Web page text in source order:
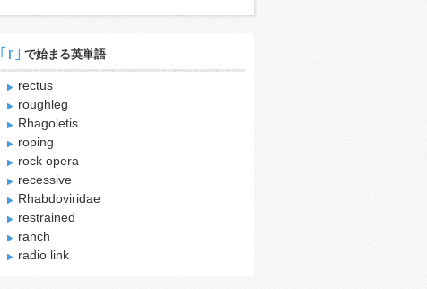
｢r｣ で始まる英単語
rectus
roughleg
Rhagoletis
roping
rock opera
recessive
Rhabdoviridae
restrained
ranch
radio link